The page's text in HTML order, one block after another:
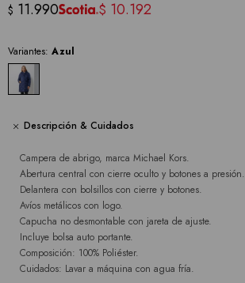
$ 11.990 $ 10.192
Variantes: Azul
Descripción & Cuidados
Campera de abrigo, marca Michael Kors.
Abertura central con cierre oculto y botones a presión.
Delantera con bolsillos con cierre y botones.
Avíos metálicos con logo.
Capucha no desmontable con jareta de ajuste.
Incluye bolsa auto portante.
Composición: 100% Poliéster.
Cuidados: Lavar a máquina con agua fría.